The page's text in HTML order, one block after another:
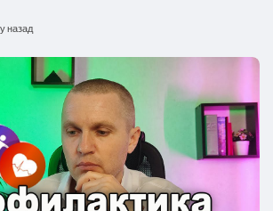
назад